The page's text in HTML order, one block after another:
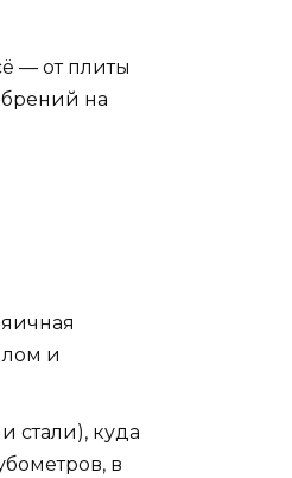
— от плиты
на
и
стали), куда
в